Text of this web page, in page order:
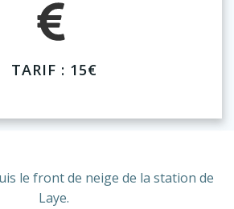
TARIF : 15€
le front de neige de la station de
Laye.